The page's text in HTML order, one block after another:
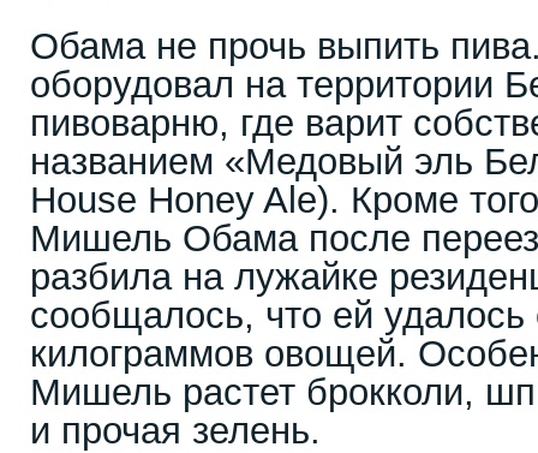
Обама не прочь выпить
оборудовал на территории
пивоварню, где варит
названием «Медовый эль
House Honey Ale). Кроме
Мишель Обама после
разбила на лужайке
сообщалось, что ей удалось
килограммов овощей.
Мишель растет брокколи,
и прочая зелень.